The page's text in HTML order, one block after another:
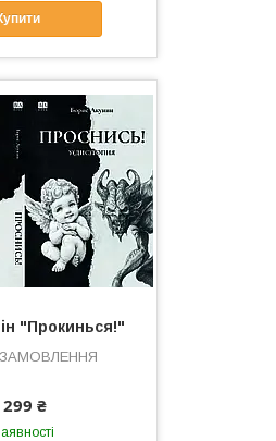
"Прокинься!"
ЗАМОВЛЕННЯ
299 ₴